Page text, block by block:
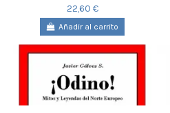
22,60 €
Añadir al carrito